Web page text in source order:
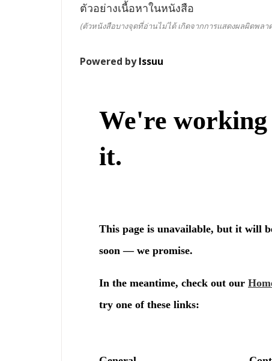
ตัวอย่างเนื้อหาในหนังสือ
(ตัวหนังสือบางจุดที่อ่านไม่ได้ เกิดจากการแสดงผลผิดพล
Powered byIssuu